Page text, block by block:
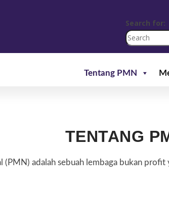
Search for:
Tentang PMN
TENTANG
(PMN) adalah sebuah lembaga bukan